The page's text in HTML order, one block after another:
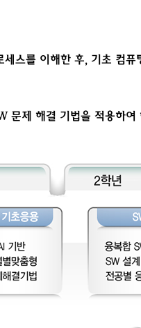
스를 이해한 후, 기초 컴
문제 해결 기법을 적용하